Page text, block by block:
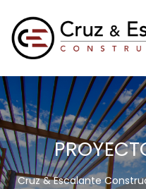
Cruz & Escalante